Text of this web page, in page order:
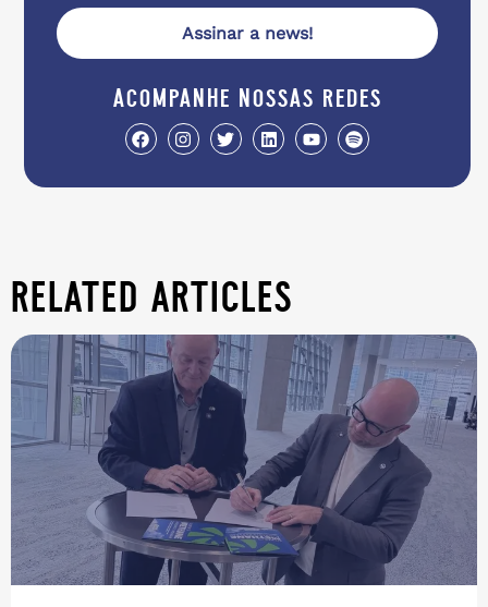
Assinar a news!
acompanhe nossas redes
related articles